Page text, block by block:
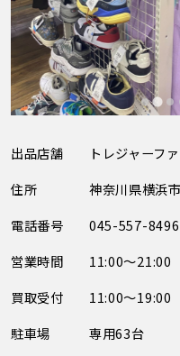
出品店舗
トレジャーフ
住所
神奈川県横浜
電話番号
045-557-8496
営業時間
11:00～21:00
買取受付
11:00～19:00
駐車場
専用63台